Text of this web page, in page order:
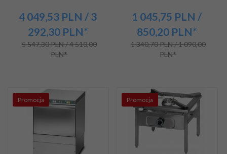
4 049,53 PLN / 3
292,30 PLN*
5 547,30 PLN / 4 510,00
PLN*
1 045,75 PLN /
850,20 PLN*
1 340,70 PLN / 1 090,00
PLN*
Promocja Promocja